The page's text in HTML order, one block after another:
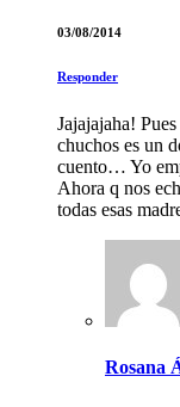
03/08/2014
Responder
Jajajajaha!
chuchos es un
cuento… Yo
Ahora q nos
todas esas
Rosana